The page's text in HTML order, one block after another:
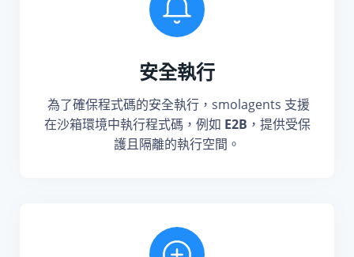
安全執行
為了確保程式碼的安全執行，smolagents 支援
在沙箱環境中執行程式碼，例如 E2B ，提供受保
護且隔離的執行空間。